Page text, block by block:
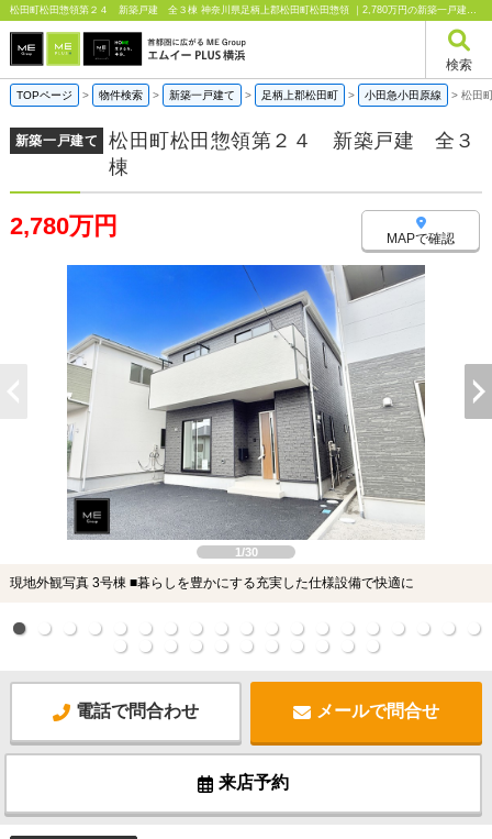
松田町松田惣領第２４ 新築戸建 全３棟 神奈川県足柄上郡松田町松田惣領 ｜2,780万円の新築一戸建て｜エムイーPLUS横浜
検索
TOPページ > 物件検索 > 新築一戸建て > 足柄上郡松田町 > 小田急小田原線 > 松田
新築一戸建て
松田町松田惣領第２４ 新築戸建 全３
棟
2,780万円 MAPで確認
1/30
現地外観写真 3号棟 ■暮らしを豊かにする充実した仕様設備で快適に
電話で問合わせ メールで問合せ
来店予約